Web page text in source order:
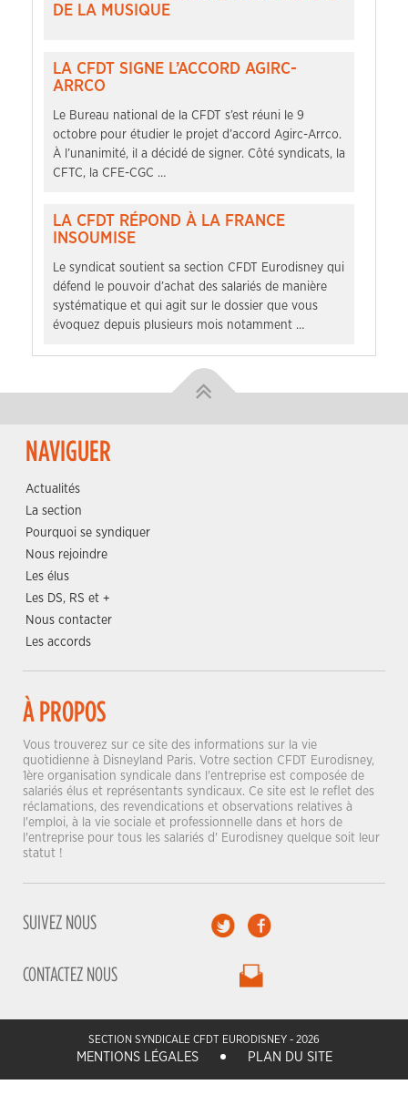
DE LA MUSIQUE
LA CFDT SIGNE L’ACCORD AGIRC-
ARRCO
Le Bureau national de la CFDT s’est réuni le 9
octobre pour étudier le projet d’accord Agirc-Arrco.
À l’unanimité, il a décidé de signer. Côté syndicats, la
CFTC, la CFE-CGC …
LA CFDT RÉPOND À LA FRANCE
INSOUMISE
Le syndicat soutient sa section CFDT Eurodisney qui
défend le pouvoir d’achat des salariés de manière
systématique et qui agit sur le dossier que vous
évoquez depuis plusieurs mois notamment …
NAVIGUER
Actualités
La section
Pourquoi se syndiquer
Nous rejoindre
Les élus
Les DS, RS et +
Nous contacter
Les accords
À PROPOS
Vous trouverez sur ce site des informations sur la vie
quotidienne à Disneyland Paris. Votre section CFDT Eurodisney,
1ère organisation syndicale dans l'entreprise est composée de
salariés élus et représentants syndicaux. Ce site est le reflet des
réclamations, des revendications et observations relatives à
l'emploi, à la vie sociale et professionnelle dans et hors de
l'entreprise pour tous les salariés d' Eurodisney quelque soit leur
statut !
SUIVEZ NOUS
CONTACTEZ NOUS
SECTION SYNDICALE CFDT EURODISNEY - 2026
MENTIONS LÉGALES PLAN DU SITE